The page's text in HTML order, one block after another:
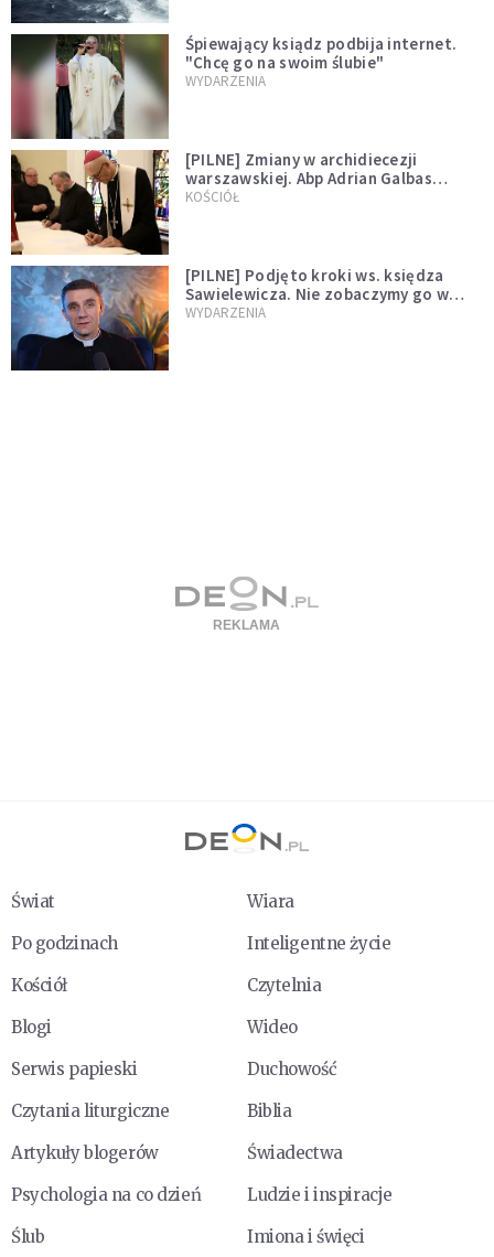
Śpiewający ksiądz podbija internet.
"Chcę go na swoim ślubie"
WYDARZENIA
[PILNE] Zmiany w archidiecezji
warszawskiej. Abp Adrian Galbas
wręczył dekrety nowym proboszczom
KOŚCIÓŁ
[PILNE] Podjęto kroki ws. księdza
Sawielewicza. Nie zobaczymy go w
mediach
WYDARZENIA
Świat
Wiara
Po godzinach
Inteligentne życie
Kościół
Czytelnia
Blogi
Wideo
Serwis papieski
Duchowość
Czytania liturgiczne
Biblia
Artykuły blogerów
Świadectwa
Psychologia na co dzień
Ludzie i inspiracje
Ślub
Imiona i święci